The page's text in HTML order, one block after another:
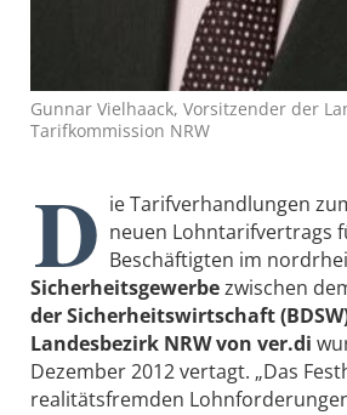
Gunnar Vielhaack, Vorsitzender der
Tarifkommission NRW
D ie Tarifverhandlungen
neuen Lohntarifvertrags
Beschäftigten im
Sicherheitsgewerbezwischen
der Sicherheitswirtschaft
Landesbezirk NRW von ver.di
Dezember 2012 vertagt. „Das
realitätsfremden